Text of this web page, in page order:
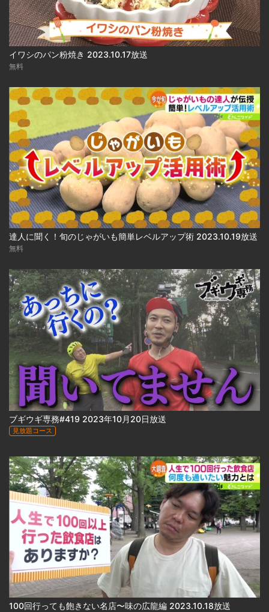
イワシのパン粉焼き 2023.10.17放送
無料
達人に聞く！旬のじゃがいも簡単レベルアップ術 2023.10.19放送
無料
ブギウギ専務#419 2023年10月20日放送
見放題コース
100回行っても飽きない名店〜味の広龍編 2023.10.18放送